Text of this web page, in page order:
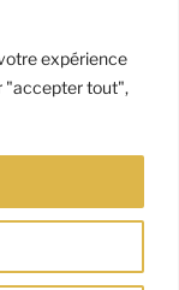
expérience
"accepter tout",
Langlois